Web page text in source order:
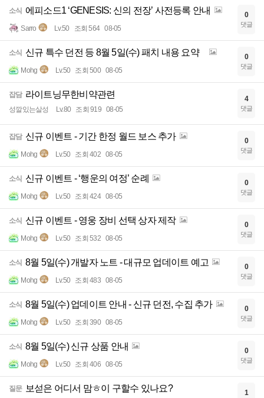
소식 에피소드1 ‘GENESIS: 신의 전장’ 사전등록 안내
Sarro Lv.50 조회 564 08-05
0
댓글
소식 신규 특수 던전 등 8월 5일(수) 패치 내용 요약
Mohg Lv.50 조회 500 08-05
0
댓글
잡담 라이트닝무한비약관련
성깔있는살성 Lv.80 조회 919 08-05
4
댓글
잡담 신규 이벤트 - 기간 한정 월드 보스 추가
Mohg Lv.50 조회 402 08-05
0
댓글
소식 신규 이벤트 - ‘행운의 여정’ 순례
Mohg Lv.50 조회 424 08-05
0
댓글
소식 신규 이벤트 - 영웅 장비 선택 상자 제작
Mohg Lv.50 조회 532 08-05
0
댓글
소식 8월 5일(수) 개발자 노트 - 대규모 업데이트 예고
Mohg Lv.50 조회 483 08-05
0
댓글
소식 8월 5일(수) 업데이트 안내 - 신규 던전, 수집 추가
Mohg Lv.50 조회 390 08-05
0
댓글
소식 8월 5일(수) 신규 상품 안내
Mohg Lv.50 조회 406 08-05
0
댓글
질문 보섣은 어디서 맘ㅎ이 구할수 있나요? 1